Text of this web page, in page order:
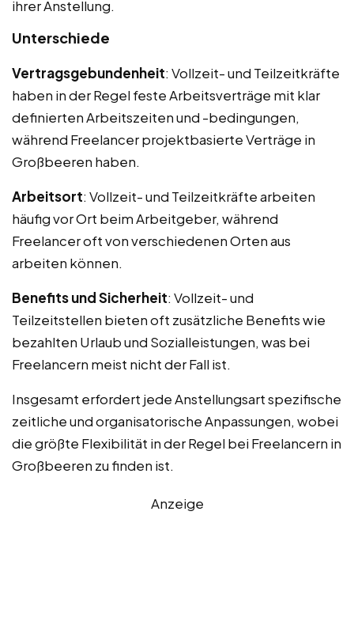
ihrer Anstellung.
Unterschiede
Vertragsgebundenheit: Vollzeit- und Teilzeitkräfte
haben in der Regel feste Arbeitsverträge mit klar
definierten Arbeitszeiten und -bedingungen,
während Freelancer projektbasierte Verträge in
Großbeeren haben.
Arbeitsort: Vollzeit- und Teilzeitkräfte arbeiten
häufig vor Ort beim Arbeitgeber, während
Freelancer oft von verschiedenen Orten aus
arbeiten können.
Benefits und Sicherheit: Vollzeit- und
Teilzeitstellen bieten oft zusätzliche Benefits wie
bezahlten Urlaub und Sozialleistungen, was bei
Freelancern meist nicht der Fall ist.
Insgesamt erfordert jede Anstellungsart spezifische
zeitliche und organisatorische Anpassungen, wobei
die größte Flexibilität in der Regel bei Freelancern in
Großbeeren zu finden ist.
Anzeige